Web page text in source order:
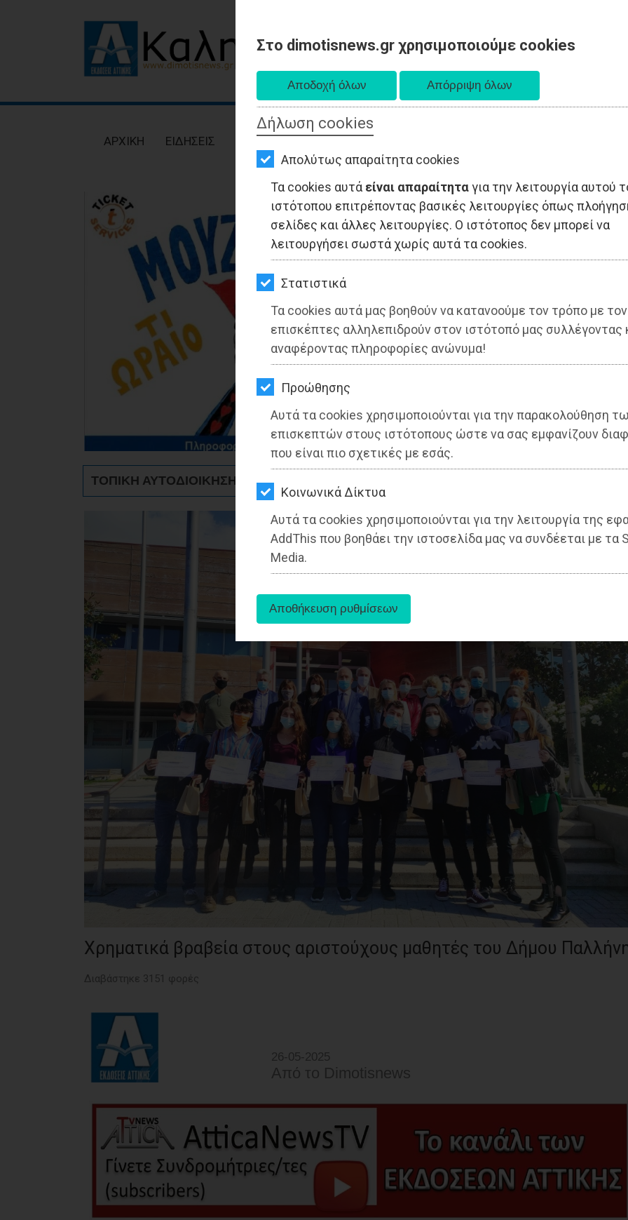
Στο dimotisnews.gr χρησιμοποιούμε cookies
Δήλωση cookies
Απολύτως απαραίτητα cookies
Τα cookies αυτά είναι απαραίτηταγια την λειτουργία αυτού
ιστότοπου επιτρέποντας βασικές λειτουργίες όπως
σελίδες και άλλες λειτουργίες. Ο ιστότοπος δεν μπορεί να
λειτουργήσει σωστά χωρίς αυτά τα cookies.
Στατιστικά
Τα cookies αυτά μας βοηθούν να κατανοούμε τον τρόπο με τον
επισκέπτες αλληλεπιδρούν στον ιστότοπό μας συλλέγοντας
αναφέροντας πληροφορίες ανώνυμα!
Προώθησης
Αυτά τα cookies χρησιμοποιούνται για την παρακολούθηση
επισκεπτών στους ιστότοπους ώστε να σας εμφανίζουν
που είναι πιο σχετικές με εσάς.
Kοινωνικά Δίκτυα
Αυτά τα cookies χρησιμοποιούνται για την λειτουργία της
AddThis που βοηθάει την ιστοσελίδα μας να συνδέεται με τα
Media.
ΕΙΔΗΣΕΙΣ
ΟΙΚΟΝΟΜΙΑ
ΑΘΛΗΤΙΣΜΟΣ
ΕΞΟΔΟΣ
ΠΕΡΙΒΑΛΛΟΝ
ΑΓΓΕΛΙΕΣ
OΔΗΓΟΣ
ΨΙΘΥΡΟΙ
AΡΧΙΚΗ ΕΙΔΗΣΕΙΣ
ΤΟΠΙΚΗ ΑΥΤΟΔΙΟΙΚΗΣΗ - Παλλήνη
Χρηματικά βραβεία στους αριστούχους μαθητές του Δήμου
Διαβάστηκε 3151 φορές
26-05-2025
Από τo Dimotisnews